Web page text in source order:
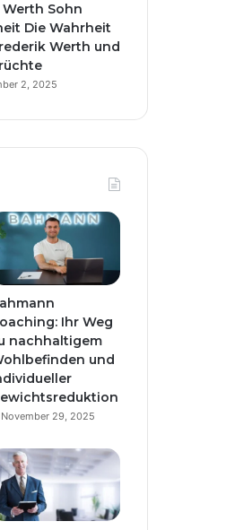
Werth Sohn
Die Wahrheit
Werth und
2, 2025
Ihr Weg
nachhaltigem
und
November 29, 2025